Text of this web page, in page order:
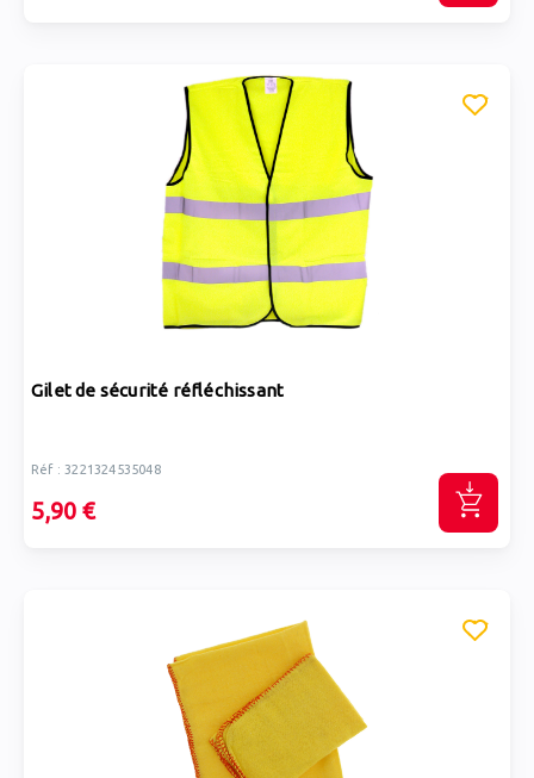
Gilet de sécurité réfléchissant
Réf : 3221324535048
5,90 €